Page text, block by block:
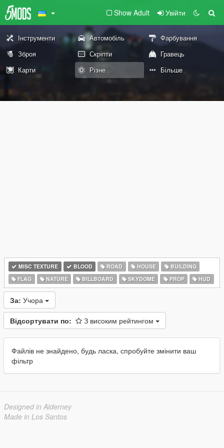
Show Adult Увійти
Інструменти Автомобіль
Фарбування
Зброя
Скріпти
Гравець
Карти
Різне Більше
MISC TEXTURE BLOOD ROAD HOUSE
BUILDING
FLAG
NATURE BILLBOARD SKYDOME PROP HUD
За: Учора
Відсортувати по: З високим рейтингом
Файлів не знайдено, будь ласка, спробуйте змінити ваш
фільтр
Designed in Alderney
Made in Los Santos